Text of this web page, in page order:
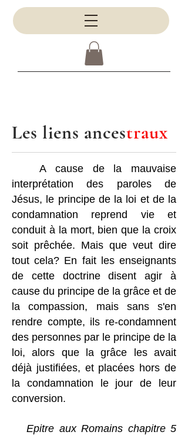
Les liens ancestraux
A cause de la mauvaise
interprétation des paroles de
Jésus, le principe de la loi et de la
condamnation reprend vie et
conduit à la mort, bien que la croix
soit prêchée. Mais que veut dire
tout cela? En fait les enseignants
de cette doctrine disent agir à
cause du principe de la grâce et de
la compassion, mais sans s'en
rendre compte, ils re-condamnent
des personnes par le principe de la
loi, alors que la grâce les avait
déjà justifiées, et placées hors de
la condamnation le jour de leur
conversion.
Epitre aux Romains chapitre 5